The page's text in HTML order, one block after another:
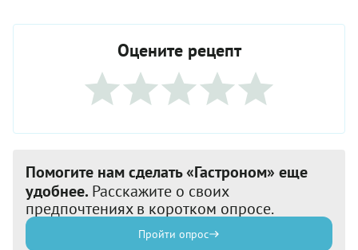
Оцените рецепт
Помогите нам сделать «Гастроном» еще
удобнее. Расскажите о своих
предпочтениях в коротком опросе.
Пройти опрос